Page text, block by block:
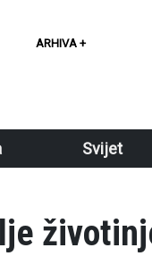
ARHIVA +
Svijet